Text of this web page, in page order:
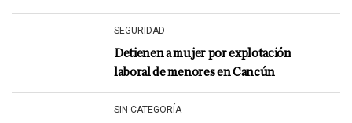
SEGURIDAD
Detienen a mujer por explotación
laboral de menores en Cancún
SIN CATEGORÍA